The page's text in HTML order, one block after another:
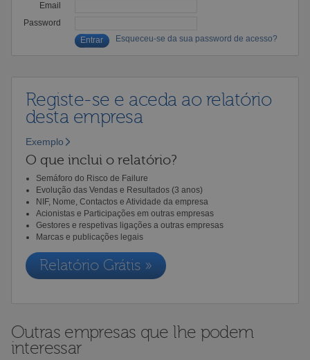
Email
Password
Esqueceu-se da sua password de acesso?
Registe-se e aceda ao relatório
desta empresa
Exemplo
O que inclui o relatório?
Semáforo do Risco de Failure
Evolução das Vendas e Resultados (3 anos)
NIF, Nome, Contactos e Atividade da empresa
Acionistas e Participações em outras empresas
Gestores e respetivas ligações a outras empresas
Marcas e publicações legais
Relatório Grátis »
Outras empresas que lhe podem
interessar